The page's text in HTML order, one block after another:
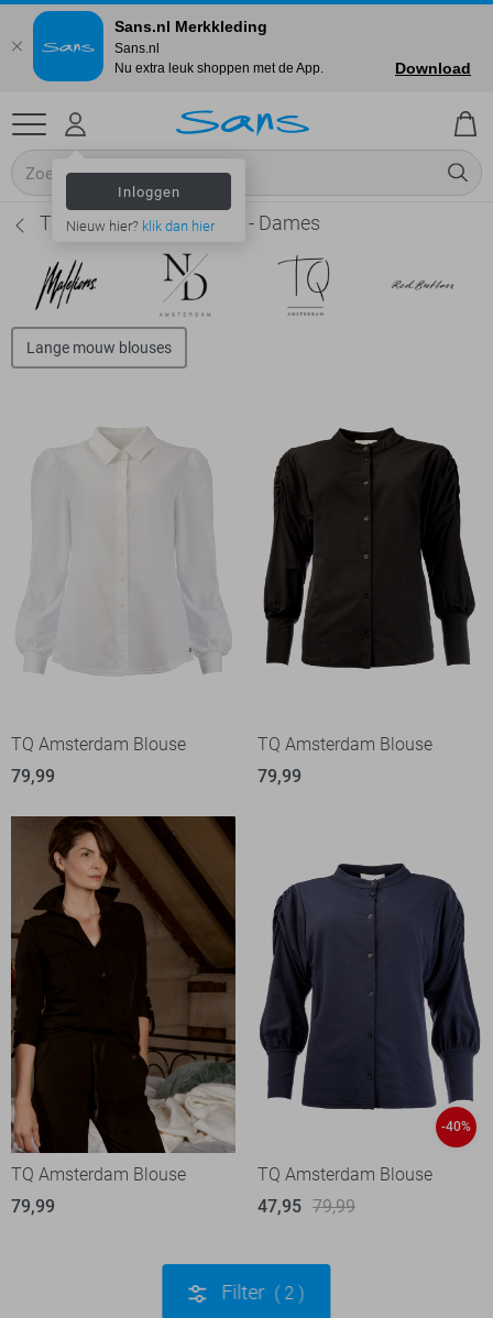
Inloggen
Nieuw hier? klik dan hier
TQ Amsterdam Blouses - Dames
Lange mouw blouses
TQ Amsterdam Blouse
79,99
TQ Amsterdam Blouse
79,99
TQ Amsterdam Blouse
79,99
-40%
TQ Amsterdam Blouse
47,95 79,99
Filter 2
Sans.nl Merkkleding
Sans.nl
Nu extra leuk shoppen met de App.
Download